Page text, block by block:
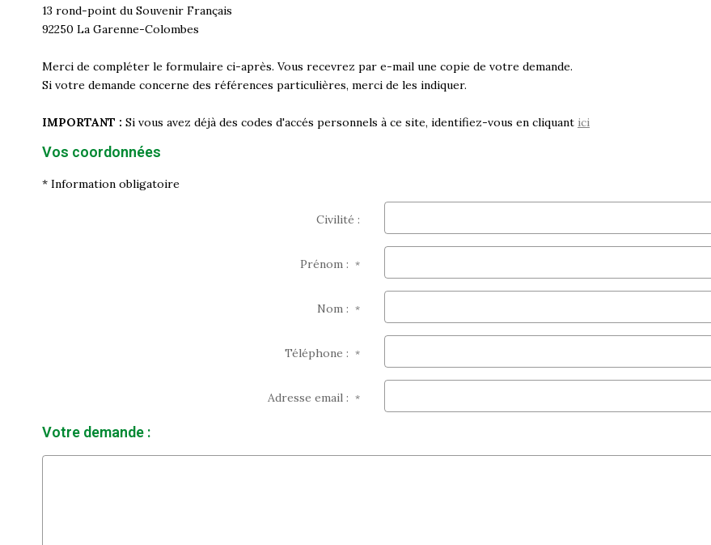
13 rond-point du Souvenir Français
92250 La Garenne-Colombes
Merci de compléter le formulaire ci-après. Vous recevrez par e-mail une copie de votre demande.
Si votre demande concerne des références particulières, merci de les indiquer.
IMPORTANT : Si vous avez déjà des codes d'accés personnels à ce site, identifiez-vous en cliquant ici
Vos coordonnées
* Information obligatoire
Civilité :
Prénom :*
Nom :*
Téléphone :*
Adresse email :*
Votre demande :